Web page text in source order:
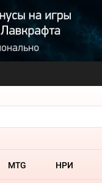
MTG НРИ